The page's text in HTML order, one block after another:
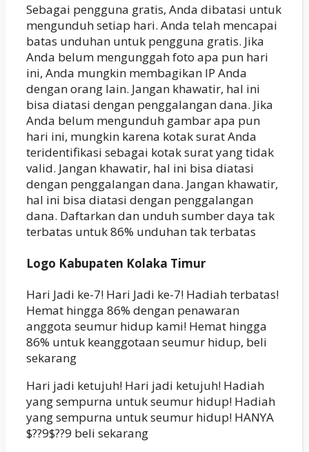
Sebagai pengguna gratis, Anda dibatasi untuk
mengunduh setiap hari. Anda telah mencapai
batas unduhan untuk pengguna gratis. Jika
Anda belum mengunggah foto apa pun hari
ini, Anda mungkin membagikan IP Anda
dengan orang lain. Jangan khawatir, hal ini
bisa diatasi dengan penggalangan dana. Jika
Anda belum mengunduh gambar apa pun
hari ini, mungkin karena kotak surat Anda
teridentifikasi sebagai kotak surat yang tidak
valid. Jangan khawatir, hal ini bisa diatasi
dengan penggalangan dana. Jangan khawatir,
hal ini bisa diatasi dengan penggalangan
dana. Daftarkan dan unduh sumber daya tak
terbatas untuk 86% unduhan tak terbatas
Logo Kabupaten Kolaka Timur
Hari Jadi ke-7! Hari Jadi ke-7! Hadiah terbatas!
Hemat hingga 86% dengan penawaran
anggota seumur hidup kami! Hemat hingga
86% untuk keanggotaan seumur hidup, beli
sekarang
Hari jadi ketujuh! Hari jadi ketujuh! Hadiah
yang sempurna untuk seumur hidup! Hadiah
yang sempurna untuk seumur hidup! HANYA
$??9$??9 beli sekarang